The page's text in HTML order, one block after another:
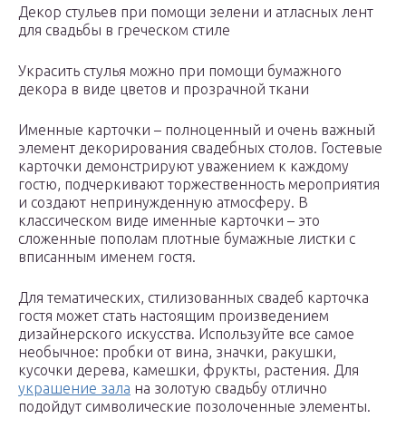
Декор стульев при помощи зелени и атласных лент
для свадьбы в греческом стиле
Украсить стулья можно при помощи бумажного
декора в виде цветов и прозрачной ткани
Именные карточки – полноценный и очень важный
элемент декорирования свадебных столов. Гостевые
карточки демонстрируют уважением к каждому
гостю, подчеркивают торжественность мероприятия
и создают непринужденную атмосферу. В
классическом виде именные карточки – это
сложенные пополам плотные бумажные листки с
вписанным именем гостя.
Для тематических, стилизованных свадеб карточка
гостя может стать настоящим произведением
дизайнерского искусства. Используйте все самое
необычное: пробки от вина, значки, ракушки,
кусочки дерева, камешки, фрукты, растения. Для
украшение зала на золотую свадьбу отлично
подойдут символические позолоченные элементы.